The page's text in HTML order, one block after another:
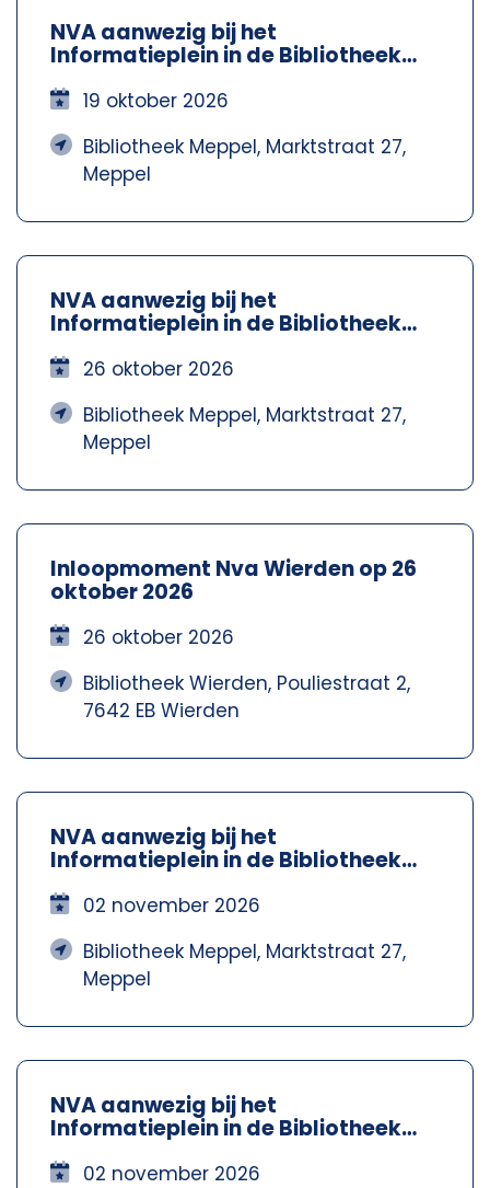
NVA aanwezig bij het
Informatieplein in de Bibliotheek
Meppel
19 oktober 2026
Bibliotheek Meppel, Marktstraat 27,
Meppel
NVA aanwezig bij het
Informatieplein in de Bibliotheek
Meppel
26 oktober 2026
Bibliotheek Meppel, Marktstraat 27,
Meppel
Inloopmoment Nva Wierden op 26
oktober 2026
26 oktober 2026
Bibliotheek Wierden, Pouliestraat 2,
7642 EB Wierden
NVA aanwezig bij het
Informatieplein in de Bibliotheek
Meppel
02 november 2026
Bibliotheek Meppel, Marktstraat 27,
Meppel
NVA aanwezig bij het
Informatieplein in de Bibliotheek
Meppel
02 november 2026